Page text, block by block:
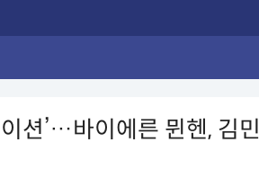
션’…바이에른 뮌헨, 김민